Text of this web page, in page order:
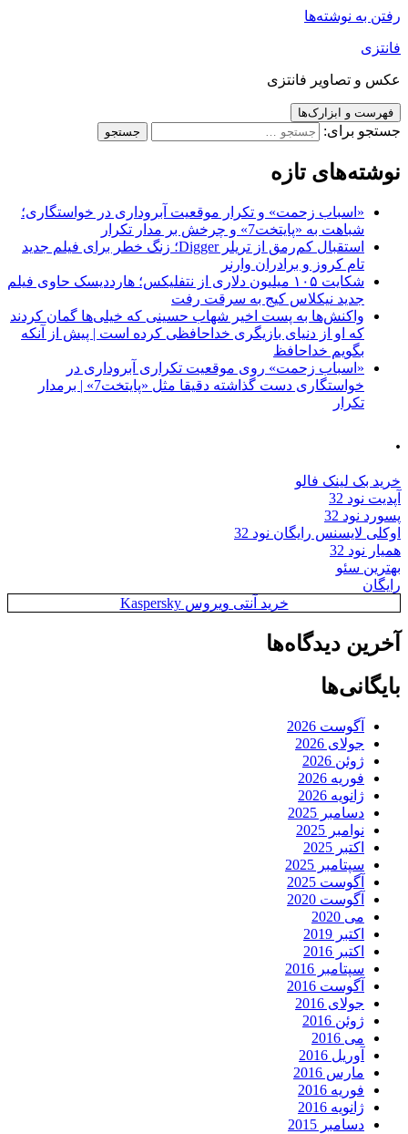
رفتن به نوشته‌ها
فانتزی
عکس و تصاویر فانتزی
فهرست و ابزارک‌ها
جستجو برای:
نوشته‌های تازه
«اسباب زحمت» و تکرار موقعیت آبروداری در خواستگاری؛
شباهت به «پایتخت7» و چرخش بر مدار تکرار
استقبال کم‌رمق از تریلر Digger؛ زنگ خطر برای فیلم جدید
تام کروز و برادران وارنر
شکایت ۱۰۵ میلیون دلاری از نتفلیکس؛ هارددیسک حاوی فیلم
جدید نیکلاس کیج به سرقت رفت
واکنش‌ها به پست اخیر شهاب حسینی که خیلی‌ها گمان کردند
که او از دنیای بازیگری خداحافظی کرده است | پیش از آنکه
بگویم خداحافظ
«اسباب زحمت» روی موقعیت تکراری آبروداری در
خواستگاری دست گذاشته دقیقا مثل «پایتخت7» | برمدار
تکرار
.
خرید بک لینک فالو
آپدیت نود 32
پسورد نود 32
اوکلی لایسنس رایگان نود 32
همیار نود 32
بهترین سئو
رایگان
خرید آنتی ویروس Kaspersky
آخرین دیدگاه‌ها
بایگانی‌ها
آگوست 2026
جولای 2026
ژوئن 2026
فوریه 2026
ژانویه 2026
دسامبر 2025
نوامبر 2025
اکتبر 2025
سپتامبر 2025
آگوست 2025
آگوست 2020
می 2020
اکتبر 2019
اکتبر 2016
سپتامبر 2016
آگوست 2016
جولای 2016
ژوئن 2016
می 2016
آوریل 2016
مارس 2016
فوریه 2016
ژانویه 2016
دسامبر 2015